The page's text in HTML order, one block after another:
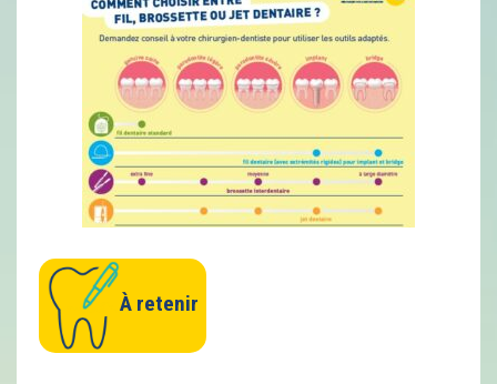
À retenir